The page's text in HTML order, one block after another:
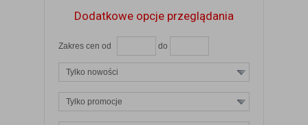
Dodatkowe opcje przeglądania
Zakres cen od do
Tylko nowości
Tylko promocje